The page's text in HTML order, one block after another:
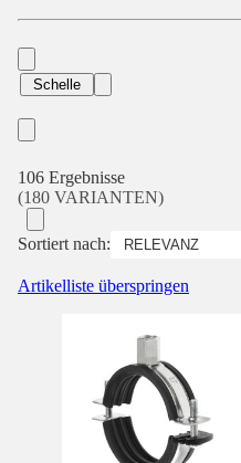
Schelle
106 Ergebnisse
(180 VARIANTEN)
Sortiert nach:
Artikelliste überspringen